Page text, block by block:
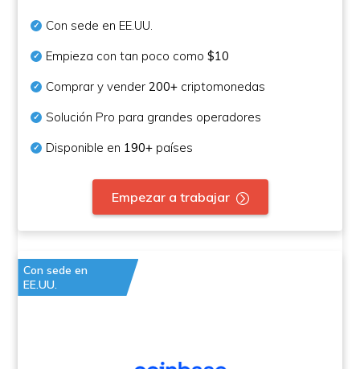
Con sede en EE.UU.
Empieza con tan poco como$10
Comprar y vender200+ criptomonedas
Solución Pro para grandes operadores
Disponible en 190+ países
Empezar a trabajar
Con sede en
EE.UU.